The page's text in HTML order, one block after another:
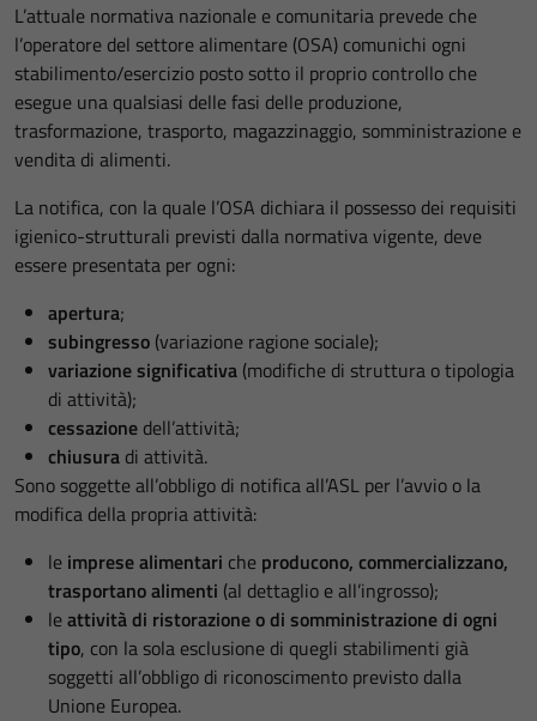
L’attuale normativa nazionale e comunitaria prevede che
l’operatore del settore alimentare (OSA) comunichi ogni
stabilimento/esercizio posto sotto il proprio controllo che
esegue una qualsiasi delle fasi delle produzione,
trasformazione, trasporto, magazzinaggio, somministrazione e
vendita di alimenti.
La notifica, con la quale l’OSA dichiara il possesso dei requisiti
igienico-strutturali previsti dalla normativa vigente, deve
essere presentata per ogni:
apertura;
subingresso (variazione ragione sociale);
variazione significativa (modifiche di struttura o tipologia
di attività);
cessazione dell’attività;
chiusura di attività.
Sono soggette all’obbligo di notifica all’ASL per l’avvio o la
modifica della propria attività:
le imprese alimentari che producono, commercializzano,
trasportano alimenti (al dettaglio e all’ingrosso);
leattività di ristorazione o di somministrazione di ogni
tipo, con la sola esclusione di quegli stabilimenti già
soggetti all’obbligo di riconoscimento previsto dalla
Unione Europea.